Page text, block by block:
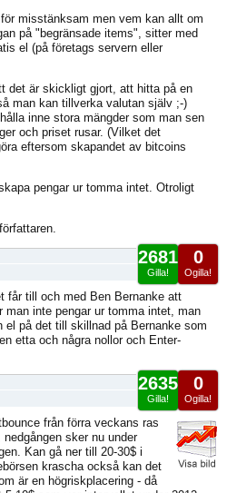
misstänksam men vem kan allt om
på "begränsade items", sitter med
el (på företags servern eller
det är skickligt gjort, att hitta på en
man kan tillverka valutan själv ;-)
inne stora mängder som man sen
och priset rusar. (Vilket det
eftersom skapandet av bitcoins
pengar ur tomma intet. Otroligt
0
Ogilla!
2681
Gilla!
får till och med Ben Bernanke att
man inte pengar ur tomma intet, man
el på det till skillnad på Bernanke som
etta och några nollor och Enter-
0
Ogilla!
2635
Gilla!
från förra veckans ras
sker nu under
Kan gå ner till 20-30$ i
krascha också kan det
är en högriskplacering - då